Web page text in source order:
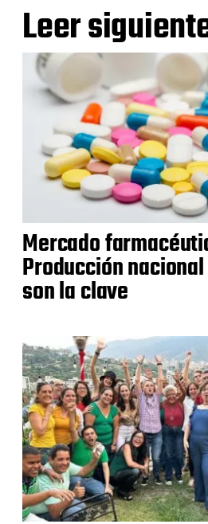
Leer
Mercado
Producción
son la clave